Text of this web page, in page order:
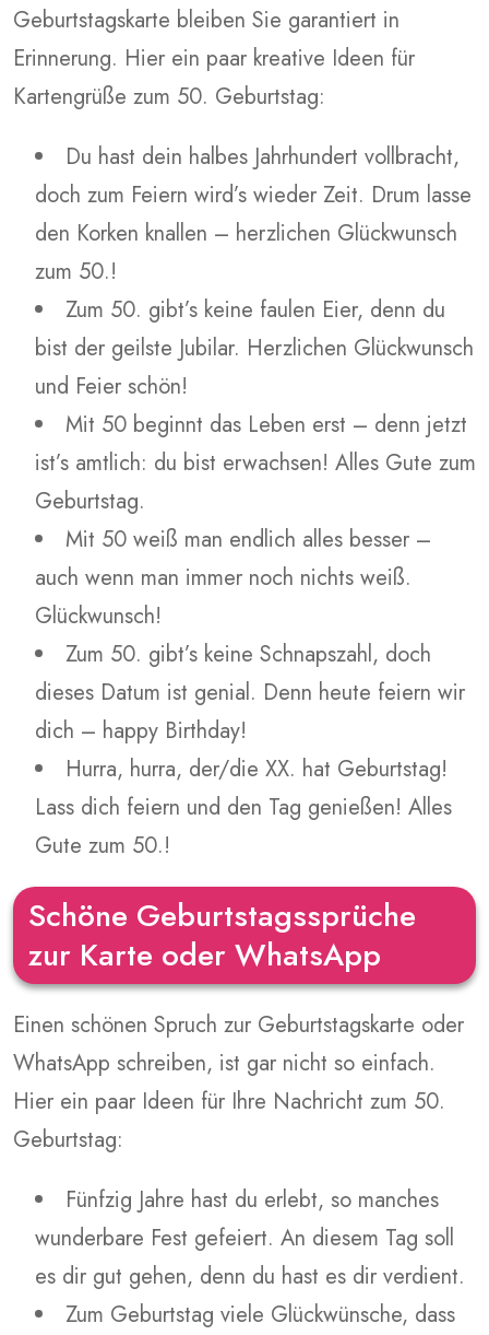
Geburtstagskarte bleiben Sie garantiert in
Erinnerung. Hier ein paar kreative Ideen für
Kartengrüße zum 50. Geburtstag:
Du hast dein halbes Jahrhundert vollbracht,
doch zum Feiern wird’s wieder Zeit. Drum lasse
den Korken knallen – herzlichen Glückwunsch
zum 50.!
Zum 50. gibt’s keine faulen Eier, denn du
bist der geilste Jubilar. Herzlichen Glückwunsch
und Feier schön!
Mit 50 beginnt das Leben erst – denn jetzt
ist’s amtlich: du bist erwachsen! Alles Gute zum
Geburtstag.
Mit 50 weiß man endlich alles besser –
auch wenn man immer noch nichts weiß.
Glückwunsch!
Zum 50. gibt’s keine Schnapszahl, doch
dieses Datum ist genial. Denn heute feiern wir
dich – happy Birthday!
Hurra, hurra, der/die XX. hat Geburtstag!
Lass dich feiern und den Tag genießen! Alles
Gute zum 50.!
Schöne Geburtstagssprüche
zur Karte oder WhatsApp
Einen schönen Spruch zur Geburtstagskarte oder
WhatsApp schreiben, ist gar nicht so einfach.
Hier ein paar Ideen für Ihre Nachricht zum 50.
Geburtstag:
Fünfzig Jahre hast du erlebt, so manches
wunderbare Fest gefeiert. An diesem Tag soll
es dir gut gehen, denn du hast es dir verdient.
Zum Geburtstag viele Glückwünsche, dass